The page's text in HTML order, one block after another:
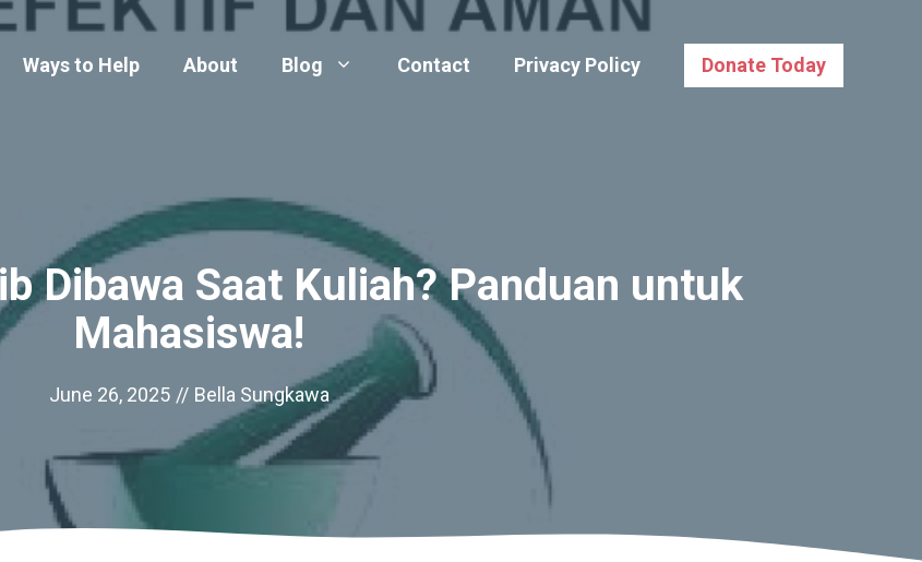
Ways to Help About Blog Contact Privacy Policy Donate Today
Dibawa Saat Kuliah? Panduan untuk
Mahasiswa!
June 26, 2025 // Bella Sungkawa